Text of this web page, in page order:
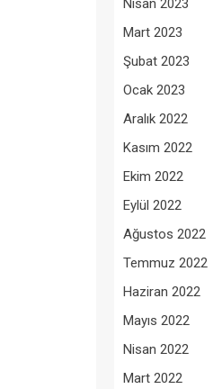
Nisan 2023
Mart 2023
Şubat 2023
Ocak 2023
Aralık 2022
Kasım 2022
Ekim 2022
Eylül 2022
Ağustos 2022
Temmuz 2022
Haziran 2022
Mayıs 2022
Nisan 2022
Mart 2022